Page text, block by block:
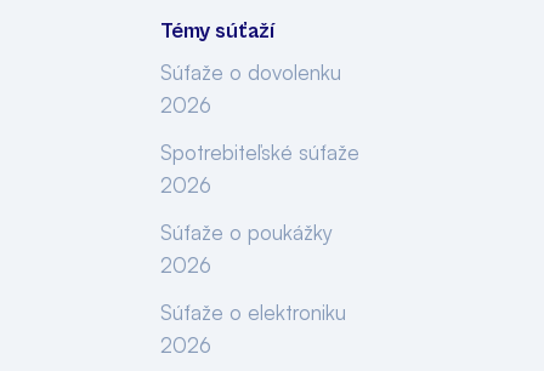
Témy súťaží
Súťaže o dovolenku
2026
Spotrebiteľské súťaže
2026
Súťaže o poukážky
2026
Súťaže o elektroniku
2026